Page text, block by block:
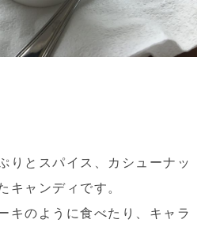
りとスパイス、カシューナッ
キャンディです。
キのように食べたり、キャラ